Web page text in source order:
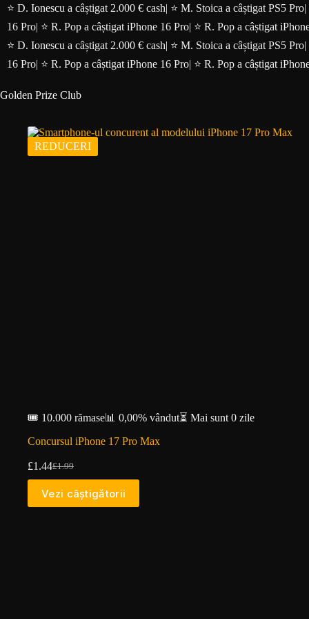
Sari
conținut
⭐ D. Ionescu a câștigat 2.000 € cash| ⭐ M. Stoica a câștigat PS5 Pro|
16 Pro| ⭐ R. Pop a câștigat iPhone 16 Pro| ⭐ R. Pop a câștigat
⭐ D. Ionescu a câștigat 2.000 € cash| ⭐ M. Stoica a câștigat PS5 Pro|
16 Pro| ⭐ R. Pop a câștigat iPhone 16 Pro| ⭐ R. Pop a câștigat
Golden Prize Club
REDUCERI
🎟️ 10.000 rămase📊 0,00% vândut⏳ Mai sunt 0 zile
Concursul iPhone 17 Pro Max
£1.99
Prețul
a
fost:
£1.44Prețul
este:
£1.44.
Vezi câștigătorii